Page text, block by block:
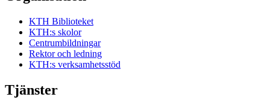
KTH Biblioteket
KTH:s skolor
Centrumbildningar
Rektor och ledning
KTH:s verksamhetsstöd
Tjänster